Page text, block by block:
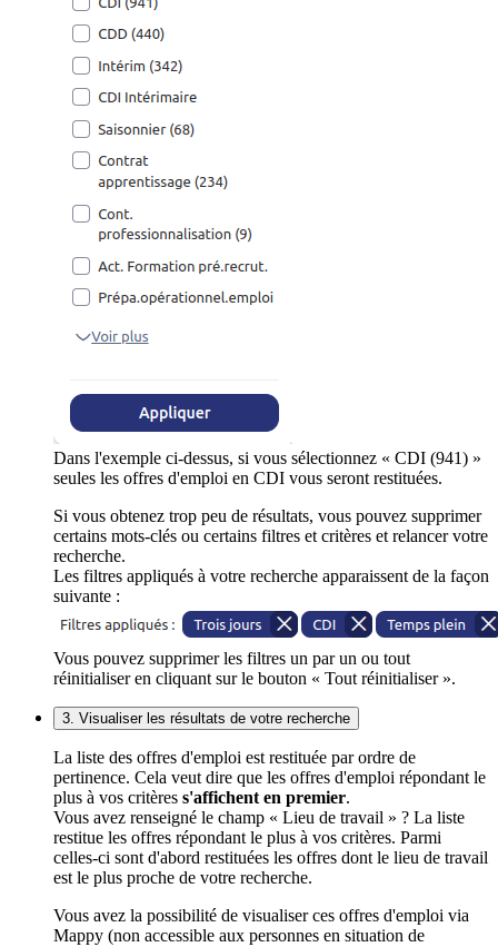
Dans l'exemple ci-dessus, si vous sélectionnez « CDI (941) »
seules les offres d'emploi en CDI vous seront restituées.
Si vous obtenez trop peu de résultats, vous pouvez supprimer
certains mots-clés ou certains filtres et critères et relancer votre
recherche.
Les filtres appliqués à votre recherche apparaissent de la façon
suivante :
Vous pouvez supprimer les filtres un par un ou tout
réinitialiser en cliquant sur le bouton « Tout réinitialiser ».
3. Visualiser les résultats de votre recherche
La liste des offres d'emploi est restituée par ordre de
pertinence. Cela veut dire que les offres d'emploi répondant le
plus à vos critères s'affichent en premier.
Vous avez renseigné le champ « Lieu de travail » ? La liste
restitue les offres répondant le plus à vos critères. Parmi
celles-ci sont d'abord restituées les offres dont le lieu de travail
est le plus proche de votre recherche.
Vous avez la possibilité de visualiser ces offres d'emploi via
Mappy (non accessible aux personnes en situation de